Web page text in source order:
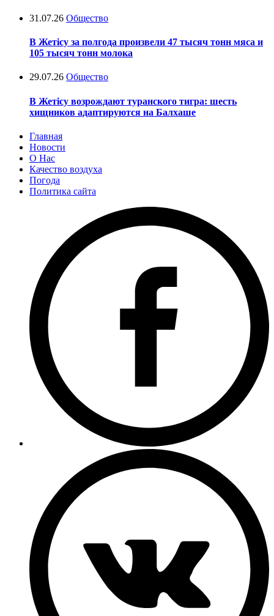
31.07.26 Общество
В Жетісу за полгода произвели 47 тысяч тонн мяса и
105 тысяч тонн молока
29.07.26 Общество
В Жетісу возрождают туранского тигра: шесть
хищников адаптируются на Балхаше
Главная
Новости
О Нас
Качество воздуха
Погода
Политика сайта